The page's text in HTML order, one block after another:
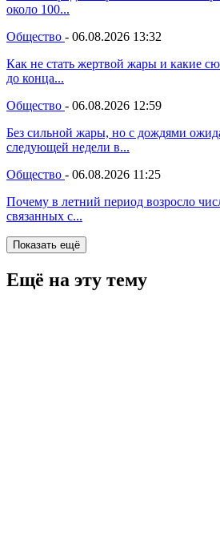
около 100...
Общество - 06.08.2026 13:32
Как не стать жертвой жары и какие
до конца...
Общество - 06.08.2026 12:59
Без сильной жары, но с дождями
следующей недели в...
Общество - 06.08.2026 11:25
Почему в летний период возросло
связанных с...
Показать ещё
Ещё на эту тему